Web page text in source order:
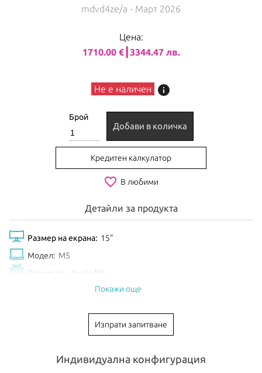
mdvd4ze/a - Март 2026
Цена:
1710.00 €┃3344.47 лв.
Не е наличен info
Брой
Добави в количка
Кредитен калкулатор
favorite_border В любими
Детайли за продукта
Размер на екрана: 15"
Модел: M5
Процесор:
Apple M5
10-core GPU
Starlight
Покажи още
Изпрати запитване
Индивидуална конфигурация